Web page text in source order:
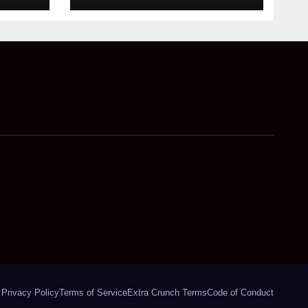
Privacy PolicyTerms of ServiceExtra Crunch TermsCode of Conduct